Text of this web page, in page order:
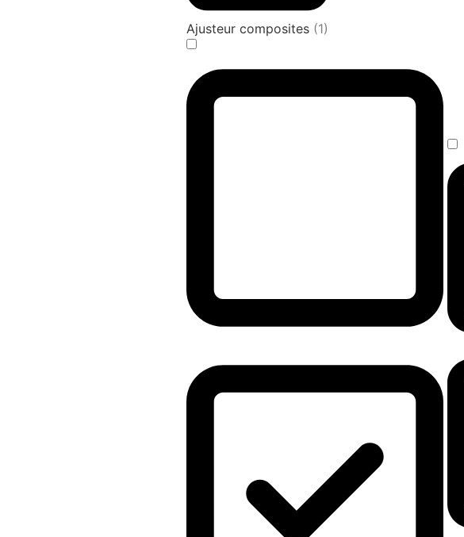
Ajusteur composites (1)